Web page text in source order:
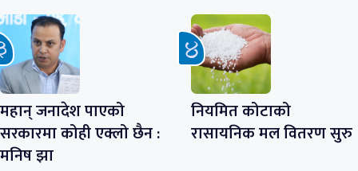
महान् जनादेश पाएको
सरकारमा कोही एक्लो छैन :
मनिष झा
नियमित कोटाको
रासायनिक मल वितरण सुरु